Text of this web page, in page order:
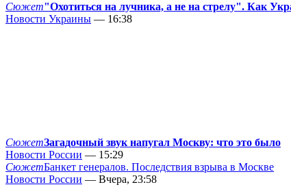
Сюжет"Охотиться на лучника, а не на стрелу". Как
Новости Украины — 16:38
СюжетЗагадочный звук напугал Москву: что это было
Новости России — 15:29
СюжетБанкет генералов. Последствия взрыва в Москве
Новости России — Вчера, 23:58